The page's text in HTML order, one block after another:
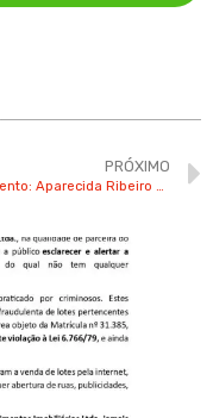
PRÓXIMO
Falecimento: Aparecida Ribeiro Garcia (Dona Cidinha)